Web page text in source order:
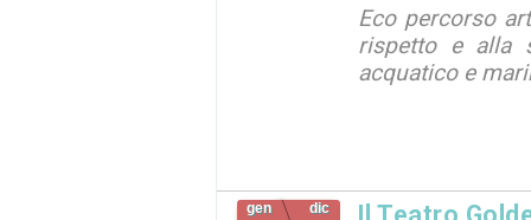
Eco percorso
rispetto e alla
acquatico e
gen dic